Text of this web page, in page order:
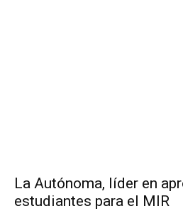
La Autónoma, líder en
estudiantes para el MIR